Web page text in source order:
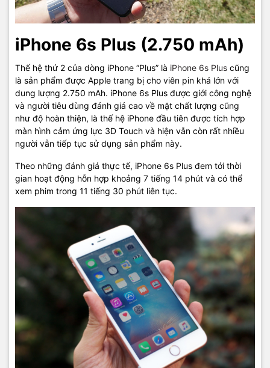
iPhone 6s Plus (2.750 mAh)
Thế hệ thứ 2 của dòng iPhone “Plus” là iPhone 6s Plus cũng
là sản phẩm được Apple trang bị cho viên pin khá lớn với
dung lượng 2.750 mAh. iPhone 6s Plus được giới công nghệ
và người tiêu dùng đánh giá cao về mặt chất lượng cũng
như độ hoàn thiện, là thế hệ iPhone đầu tiên được tích hợp
màn hình cảm ứng lực 3D Touch và hiện vẫn còn rất nhiều
người vẫn tiếp tục sử dụng sản phẩm này.
Theo những đánh giá thực tế, iPhone 6s Plus đem tới thời
gian hoạt động hỗn hợp khoảng 7 tiếng 14 phút và có thể
xem phim trong 11 tiếng 30 phút liên tục.